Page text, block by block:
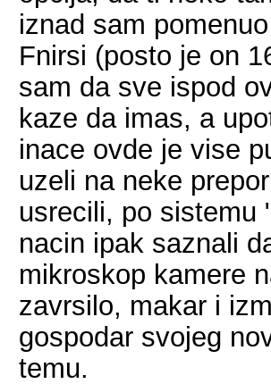
iznad sam
Fnirsi (posto je on
sam da sve ispod
kaze da imas, a
inace ovde je vise
uzeli na neke
usrecili, po sistemu
nacin ipak saznali
mikroskop kamere
zavrsilo, makar i
gospodar svojeg
temu.